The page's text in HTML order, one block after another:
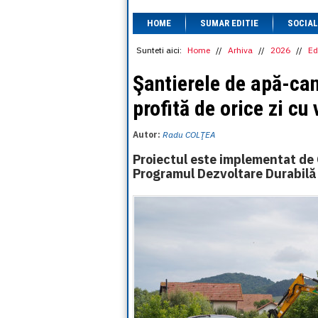
HOME SUMAR EDITIE SOCIAL
Sunteti aici: Home // Arhiva // 2026 //
Şantierele de apă-
profită de orice zi cu
Autor: Radu COLŢEA
Proiectul este implementat de
Programul Dezvoltare